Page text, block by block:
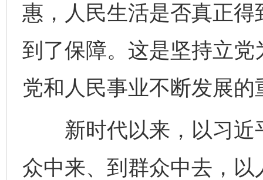
惠，人民生活是否真正
到了保障。这是坚持立
党和人民事业不断发展的
新时代以来，以习近
众中来、到群众中去，